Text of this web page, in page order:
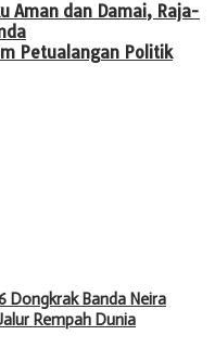
Aman dan Damai, Raja-
Petualangan Politik
Dongkrak Banda Neira
Rempah Dunia